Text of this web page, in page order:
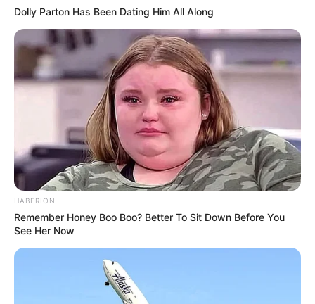
Dolly Parton Has Been Dating Him All Along
HABERION
Remember Honey Boo Boo? Better To Sit Down Before You
See Her Now